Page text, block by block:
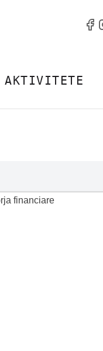
AKTIVITETE